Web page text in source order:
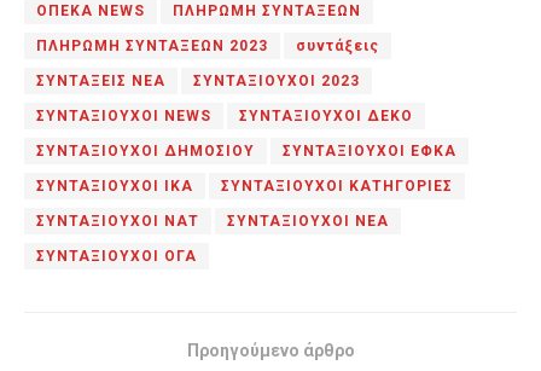
ΟΠΕΚΑ NEWS ΠΛΗΡΩΜΗ ΣΥΝΤΑΞΕΩΝ
ΠΛΗΡΩΜΗ ΣΥΝΤΑΞΕΩΝ 2023 συντάξεις
ΣΥΝΤΑΞΕΙΣ ΝΕΑ ΣΥΝΤΑΞΙΟΥΧΟΙ 2023
ΣΥΝΤΑΞΙΟΥΧΟΙ NEWS ΣΥΝΤΑΞΙΟΥΧΟΙ ΔΕΚΟ
ΣΥΝΤΑΞΙΟΥΧΟΙ ΔΗΜΟΣΙΟΥ ΣΥΝΤΑΞΙΟΥΧΟΙ ΕΦΚΑ
ΣΥΝΤΑΞΙΟΥΧΟΙ ΙΚΑ ΣΥΝΤΑΞΙΟΥΧΟΙ ΚΑΤΗΓΟΡΙΕΣ
ΣΥΝΤΑΞΙΟΥΧΟΙ ΝΑΤ ΣΥΝΤΑΞΙΟΥΧΟΙ ΝΕΑ
ΣΥΝΤΑΞΙΟΥΧΟΙ ΟΓΑ
Προηγούμενο άρθρο